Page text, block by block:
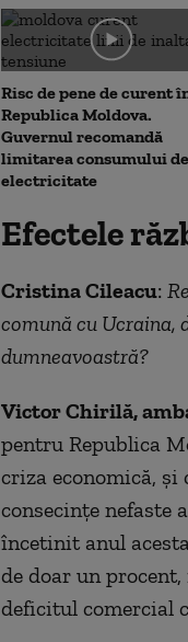
0
secondsVolume
90%
Risc de pene de curent
Republica Moldova.
Guvernul recomandă
limitarea consumului de
electricitate
Efectele
Cristina Cileacu:
comună cu Ucraina,
dumneavoastră?
Victor Chirilă,
pentru Republica
criza economică,
consecințe nefaste
încetinit anul
de doar un
deficitul comercial